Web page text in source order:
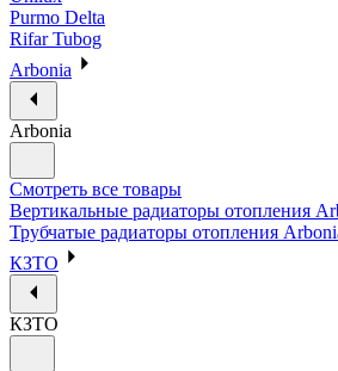
Purmo Delta
Rifar Tubog
Arbonia
Arbonia
Смотреть все товары
Вертикальные радиаторы отопления
Трубчатые радиаторы отопления
КЗТО
КЗТО